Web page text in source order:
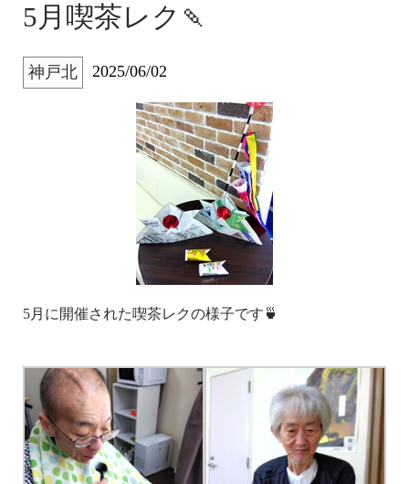
5月喫茶レク🍡
神戸北 2025/06/02
5月に開催された喫茶レクの様子です🍵